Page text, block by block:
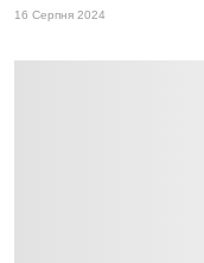
16 Серпня 2024